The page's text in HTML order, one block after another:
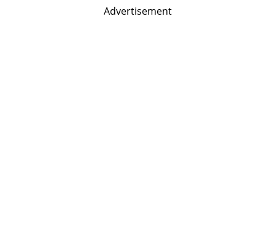
Advertisement